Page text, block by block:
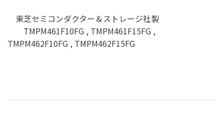
東芝セミコンダクター＆ストレージ社製
TMPM461F10FG , TMPM461F15FG ,
TMPM462F10FG , TMPM462F15FG